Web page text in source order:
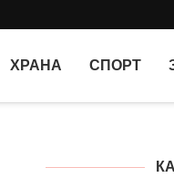
ХРАНА СПОРТ